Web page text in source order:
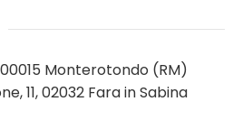
Monterotondo (RM)
11, 02032 Fara in Sabina